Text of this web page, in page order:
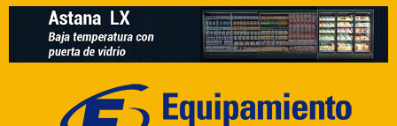
Saltar
contenido